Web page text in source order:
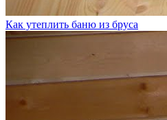
Как утеплить баню из бруса